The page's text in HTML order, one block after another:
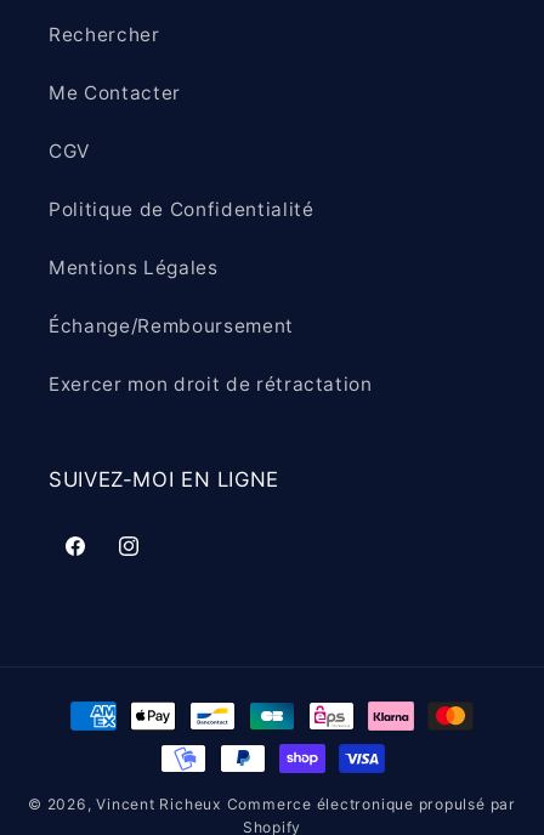
Rechercher
Me Contacter
CGV
Politique de Confidentialité
Mentions Légales
Échange/Remboursement
Exercer mon droit de rétractation
SUIVEZ-MOI EN LIGNE
FacebookInstagram
Moyens
de
© 2026,Vincent Richeux Commerce électronique propulsé par
Shopify